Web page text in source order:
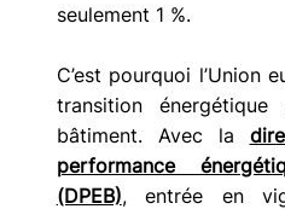
seulement 1 %.
C’est pourquoi l’Union
transition
bâtiment. Avec la
performance
(DPEB), entrée en